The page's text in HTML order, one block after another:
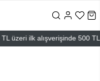
ilk alışverişinde 500 TL